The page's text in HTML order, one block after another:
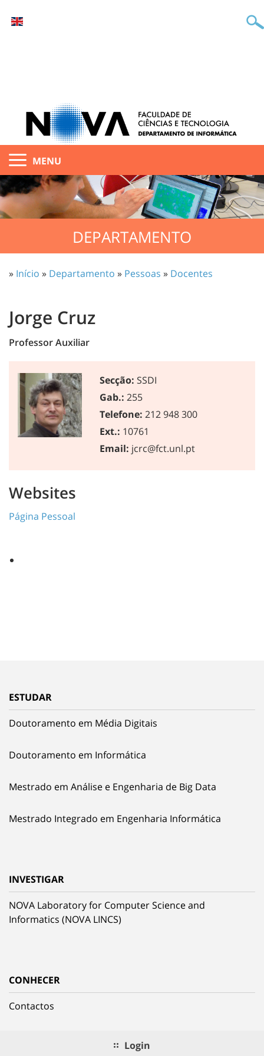
MENU
DEPARTAMENTO
» Início » Departamento » Pessoas » Docentes
Jorge Cruz
Professor Auxiliar
Secção: SSDI
Gab.: 255
Telefone: 212 948 300
Ext.: 10761
Email: jcrc@fct.unl.pt
Websites
Página Pessoal
ESTUDAR
Doutoramento em Média Digitais
Doutoramento em Informática
Mestrado em Análise e Engenharia de Big Data
Mestrado Integrado em Engenharia Informática
INVESTIGAR
NOVA Laboratory for Computer Science and
Informatics (NOVA LINCS)
CONHECER
Contactos
Login